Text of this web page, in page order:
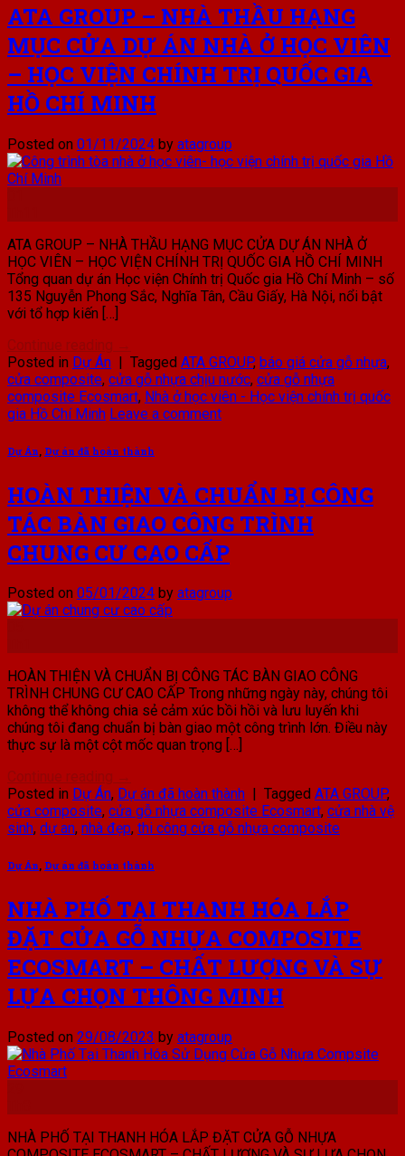
ATA GROUP – NHÀ THẦU HẠNG
MỤC CỬA DỰ ÁN NHÀ Ở HỌC VIÊN
– HỌC VIỆN CHÍNH TRỊ QUỐC GIA
HỒ CHÍ MINH
Posted on 01/11/2024 by atagroup
ATA GROUP – NHÀ THẦU HẠNG MỤC CỬA DỰ ÁN NHÀ Ở
HỌC VIÊN – HỌC VIỆN CHÍNH TRỊ QUỐC GIA HỒ CHÍ MINH
Tổng quan dự án Học viện Chính trị Quốc gia Hồ Chí Minh – số
135 Nguyễn Phong Sắc, Nghĩa Tân, Cầu Giấy, Hà Nội, nổi bật
với tổ hợp kiến […]
Continue reading →
Posted in Dự Án | Tagged ATA GROUP, báo giá cửa gỗ nhựa,
cửa composite, cửa gỗ nhựa chịu nước, cửa gỗ nhựa
composite Ecosmart, Nhà ở học viên - Học viện chính trị quốc
gia Hồ Chí Minh Leave a comment
Dự Án Dự án đã hoàn thành
HOÀN THIỆN VÀ CHUẨN BỊ CÔNG
TÁC BÀN GIAO CÔNG TRÌNH
CHUNG CƯ CAO CẤP
Posted on 05/01/2024 by atagroup
HOÀN THIỆN VÀ CHUẨN BỊ CÔNG TÁC BÀN GIAO CÔNG
TRÌNH CHUNG CƯ CAO CẤP Trong những ngày này, chúng tôi
không thể không chia sẻ cảm xúc bồi hồi và lưu luyến khi
chúng tôi đang chuẩn bị bàn giao một công trình lớn. Điều này
thực sự là một cột mốc quan trọng […]
Continue reading →
Posted in Dự Án, Dự án đã hoàn thành Tagged ATA GROUP,
cửa composite, cửa gỗ nhựa composite Ecosmart, cửa nhà vệ
sinh, dự an, nhà đẹp, thi công cửa gỗ nhựa composite
Dự Án, Dự án đã hoàn thành
NHÀ PHỐ TẠI THANH HÓA LẮP
ĐẶT CỬA GỖ NHỰA COMPOSITE
ECOSMART – CHẤT LƯỢNG VÀ SỰ
LỰA CHỌN THÔNG MINH
Posted on 29/08/2023 by atagroup
NHÀ PHỐ TẠI THANH HÓA LẮP ĐẶT CỬA GỖ NHỰA